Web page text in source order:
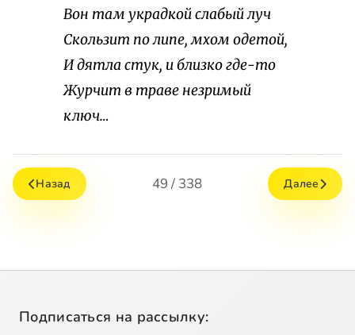
Вон там украдкой слабый луч
Скользит по липе, мхом одетой,
И дятла стук, и близко где-то
Журчит в траве незримый
ключ…
Назад 49 / 338 Далее
Подписаться на рассылку: